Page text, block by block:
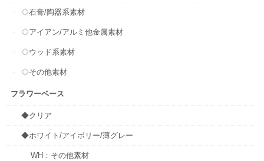
◇石膏/陶器系素材
◇アイアン/アルミ他金属素材
◇ウッド系素材
◇その他素材
フラワーベース
◆クリア
◆ホワイト/アイボリー/薄グレー
WH：その他素材